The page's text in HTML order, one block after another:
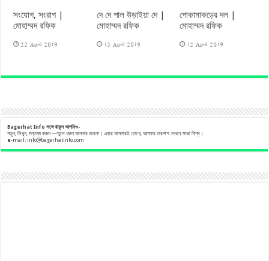
সংযোগ, সংরাগ |
মোহাম্মদ রফিক
22 April 2019
দে দে পাল উড়াইয়া দে |
মোহাম্মদ রফিক
13 April 2019
পোকামাকড়ের দল |
মোহাম্মদ রফিক
12 April 2019
Bagerhat Info সঙ্গেথাকুনআপনিও-
পড়ুন, লিখুন, মন্তব্য করুন —তুলে ধরুন আপনার ভাবনা। এবার আপনারই চোখে, আপনার চারপাশ দেখবে সারা বিশ্ব।
e-mail:info@bagerhatinfo.com